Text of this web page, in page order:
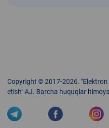
Copyright © 2017-2026.
etish" AJ. Barcha huquqlar